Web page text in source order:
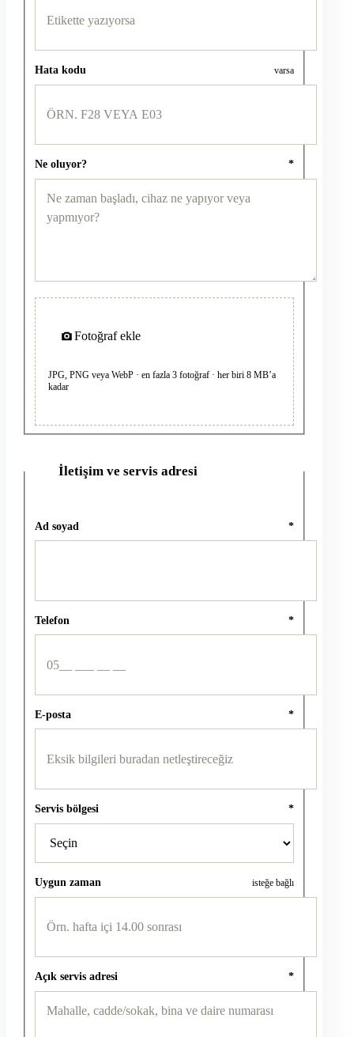
Hata kodu varsa
Ne oluyor? *
Fotoğraf ekle
JPG, PNG veya WebP · en fazla 3 fotoğraf · her biri 8 MB’a
kadar
İletişim ve servis adresi
Ad soyad *
Telefon *
E-posta *
Servis bölgesi *
Uygun zaman isteğe bağlı
Açık servis adresi *